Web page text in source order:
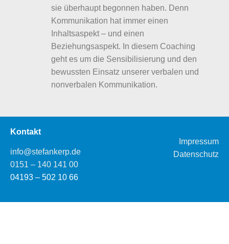
sie überhaupt begonnen haben. Denn
Kommunikation hat immer einen
Inhaltsaspekt – und einen
Beziehungsaspekt. In diesem Coaching
geht es um die Sensibilisierung und den
bewussten Einsatz unserer verbalen und
nonverbalen Kommunikation.
Kontakt
info@stefankerp.de
0151 – 140 141 00
04193 – 502 10 66
Impressum
Datenschutz